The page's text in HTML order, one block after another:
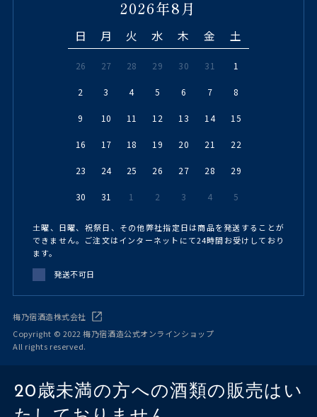
2026年8月
日 月 火 水 木 金 土
26 27 28 29 30 31 1
2 3 4 5 6 7 8
9 10 11 12 13 14 15
16 17 18 19 20 21 22
23 24 25 26 27 28 29
30 31 1 2 3 4 5
土曜、日曜、祝祭日、その他弊社指定日は商品を発送することが
できません。ご注文はインターネットにて24時間お受けしており
ます。
発送不可日
梅乃宿酒造株式会社
Copyright © 2022 梅乃宿酒造公式オンラインショップ
All rights reserved.
20歳未満の方への酒類の販売はい